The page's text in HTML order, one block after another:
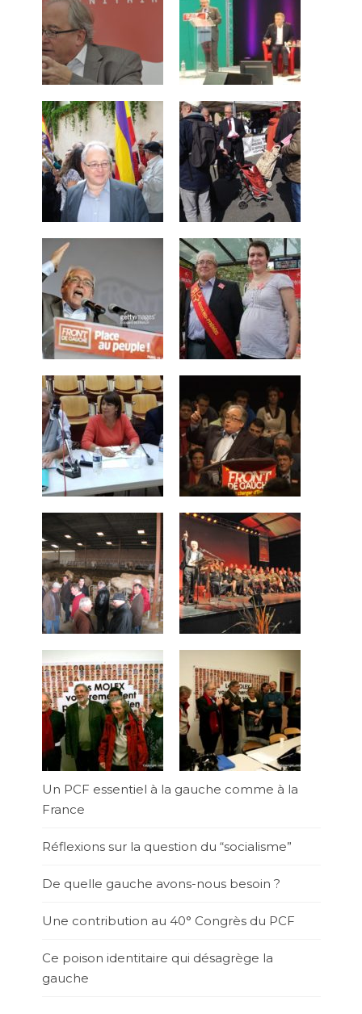
Un PCF essentiel à la gauche comme à la
France
Réflexions sur la question du “socialisme”
De quelle gauche avons-nous besoin ?
Une contribution au 40° Congrès du PCF
Ce poison identitaire qui désagrège la
gauche